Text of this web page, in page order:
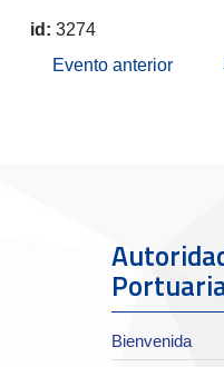
id: 3274
Evento anterior
Bienvenida